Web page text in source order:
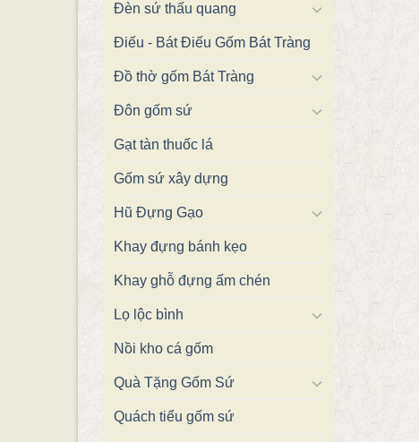
Đèn sứ thấu quang
Điếu - Bát Điếu Gốm Bát Tràng
Đồ thờ gốm Bát Tràng
Đôn gốm sứ
Gạt tàn thuốc lá
Gốm sứ xây dựng
Hũ Đựng Gạo
Khay đựng bánh kẹo
Khay ghỗ đựng ấm chén
Lọ lộc bình
Nồi kho cá gốm
Quà Tặng Gốm Sứ
Quách tiểu gốm sứ